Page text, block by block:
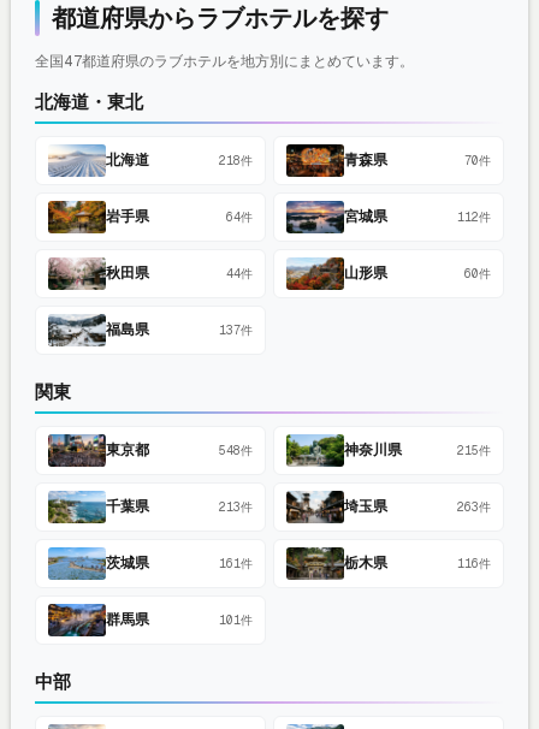
都道府県からラブホテルを探す
全国47都道府県のラブホテルを地方別にまとめています。
北海道・東北
北海道 218件 青森県 70件
岩手県 64件 宮城県 112件
秋田県 44件 山形県 60件
福島県 137件
関東
東京都 548件 神奈川県 215件
千葉県 213件 埼玉県 263件
茨城県 161件 栃木県 116件
群馬県 101件
中部